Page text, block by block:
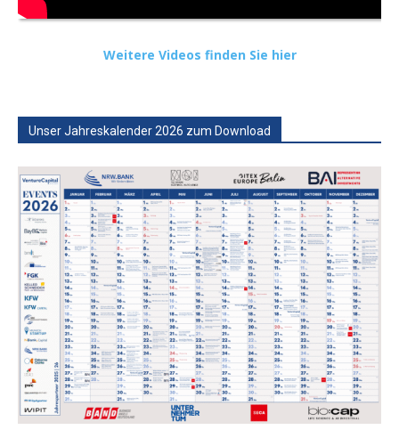
Weitere Videos finden Sie hier
Unser Jahreskalender 2026 zum Download